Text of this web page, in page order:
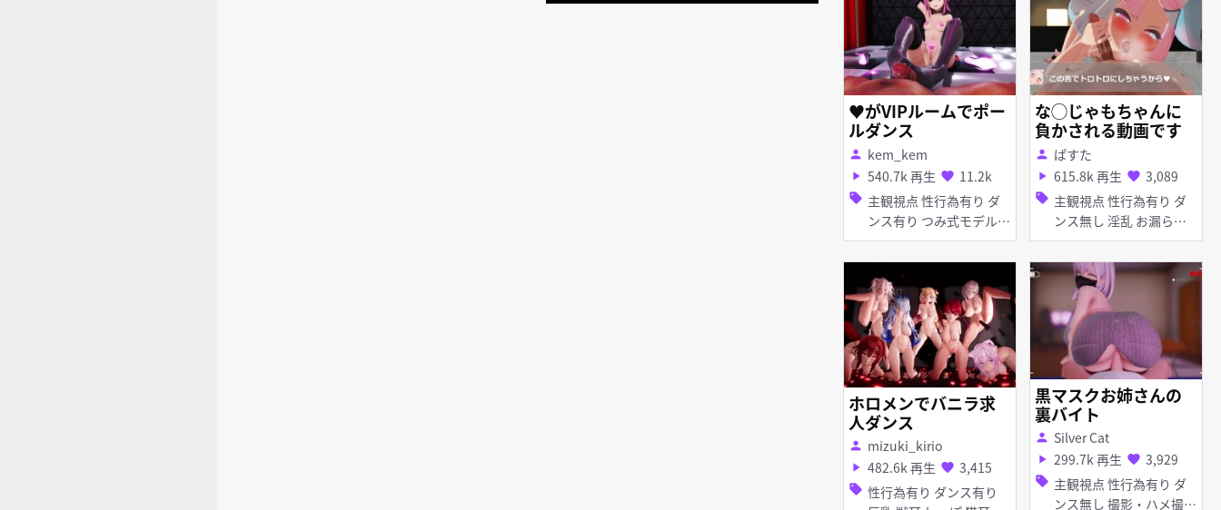
♥がVIPルームでポー
ルダンス
person kem_kem
play_arrow 540.7k 再生 favorite 11.2k
sell 主観視点 性行為有り ダ
ンス有り つみ式モデル
淫乱 ピアス・装飾品 足
コキ 手コキ パイズリ 女
性上位
な◯じゃもちゃんに
負かされる動画です
person ぱすた
play_arrow 615.8k 再生 favorite 3,089
sell 主観視点 性行為有り ダ
ンス無し 淫乱 お漏ら
し・潮吹き ディープスロ
ート 手コキ フェラ 女性
上位
ホロメンでバニラ求
人ダンス
person mizuki_kirio
play_arrow 482.6k 再生 favorite 3,415
sell 性行為有り ダンス有り
黒マスクお姉さんの
裏バイト
person Silver Cat
play_arrow 299.7k 再生 favorite 3,929
sell 主観視点 性行為有り ダ
ンス無し 撮影・ハメ撮り